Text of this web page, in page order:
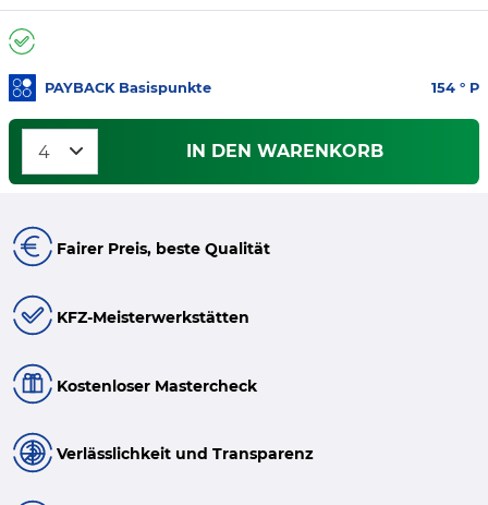
PAYBACK Basispunkte 154 ° P
IN DEN WARENKORB
Fairer Preis, beste Qualität
KFZ-Meisterwerkstätten
Kostenloser Mastercheck
Verlässlichkeit und Transparenz